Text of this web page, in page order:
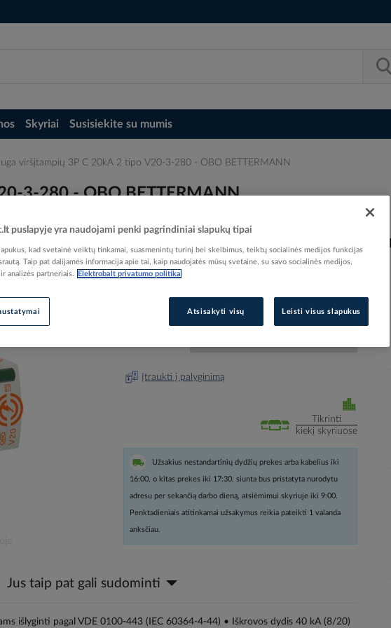
Skyriai Susisiekite su mumis
viršįtampių 3P C 20kA 2 tipo V20-3-280 - OBO BETTERMANN
3-280 - OBO BETTERMANN
Elektrobalt prekės kodas
Gamintojo prekės kodas
5095163
Įtraukti į palyginimą
Tikrinti
kiekį skyriuose
Užsakius nestandartinių dydžių prekes arba kabelius iki
16:00, o kitas prekes iki 17:30, siunta bus pristatyta nurodytu
adresu per sekančią darbo dieną, atsiėmimui skyriuje iki 9:00.
Penktadieniais atitinkamai užsakymus reikia pateikti 1 valanda
anksčiau.
Jus taip pat gali sudominti
išlyginti pagal VDE 0100-443 (IEC 60364-4-44) • Iškrovos dydis 40 kA (8/20)
puslapyje yra naudojami penki pagrindiniai slapukų tipai
kad svetainė veiktų tinkamai, suasmenintų turinį bei skelbimus, teiktų socialinės medijos funkcijas
Taip pat dalijamės informacija apie tai, kaip naudojatės mūsų svetaine, su savo socialinės medijos,
analizės partneriais.
Elektrobalt privatumo politika
Atsisakyti visų Leisti visus slapukus